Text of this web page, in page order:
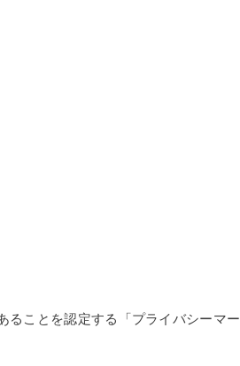
ることを認定する「プライバシーマー